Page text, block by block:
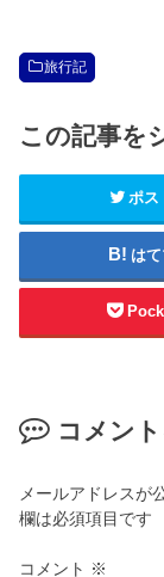
旅行記
この記事を
ポス
は
コメン
メールアドレスが
欄は必須項目です
コメント ※